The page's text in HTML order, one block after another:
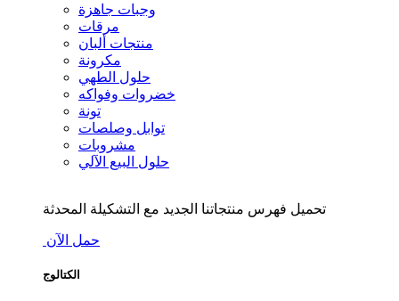
وجبات جاهزة
مرقات
منتجات ألبان
مكرونة
حلول الطهي
خضروات وفواكه
تونة
توابل وصلصات
مشروبات
حلول البيع الآلي
تحميل فهرس منتجاتنا الجديد مع التشكيلة المحدثة
حمل الآن
الكتالوج